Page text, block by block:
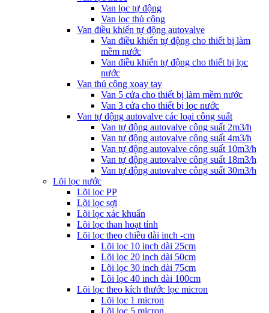
Van lọc tự động
Van lọc thủ công
Van điều khiển tự động autovalve
Van điều khiển tự động cho thiết bị làm
mềm nước
Van điều khiển tự động cho thiết bị lọc
nước
Van thủ công xoay tay
Van 5 cửa cho thiết bị làm mềm nước
Van 3 cửa cho thiết bị lọc nước
Van tự động autovalve các loại công suất
Van tự động autovalve công suất 2m3/h
Van tự động autovalve công suất 4m3/h
Van tự động autovalve công suất 10m3/h
Van tự động autovalve công suất 18m3/h
Van tự động autovalve công suất 30m3/h
Lõi lọc nước
Lõi lọc PP
Lõi lọc sợi
Lõi lọc xác khuẩn
Lõi lọc than hoạt tính
Lõi lọc theo chiều dài inch -cm
Lõi lọc 10 inch dài 25cm
Lõi lọc 20 inch dài 50cm
Lõi lọc 30 inch dài 75cm
Lõi lọc 40 inch dài 100cm
Lõi lọc theo kích thước lọc micron
Lõi lọc 1 micron
Lõi lọc 5 micron